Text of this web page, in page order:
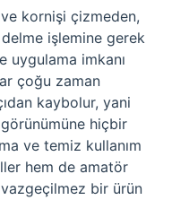
ve kornişi çizmeden,
işlemine gerek
uygulama imkanı
çoğu zaman
kaybolur, yani
hiçbir
ve temiz kullanım
hem de amatör
bir ürün